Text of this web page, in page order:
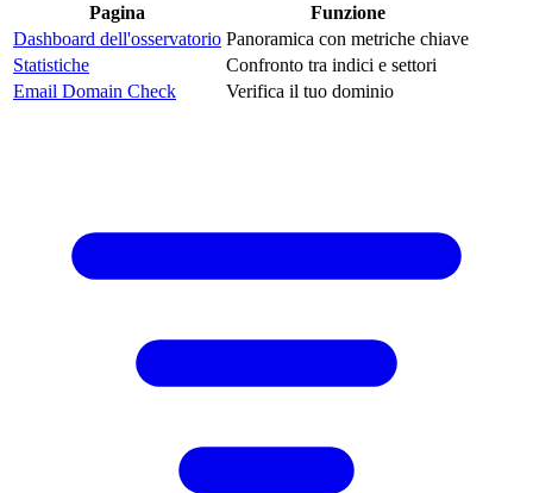
Pagina
Funzione
Dashboard dell'osservatorio Panoramica con metriche chiave
Statistiche
Confronto tra indici e settori
Email Domain Check
Verifica il tuo dominio